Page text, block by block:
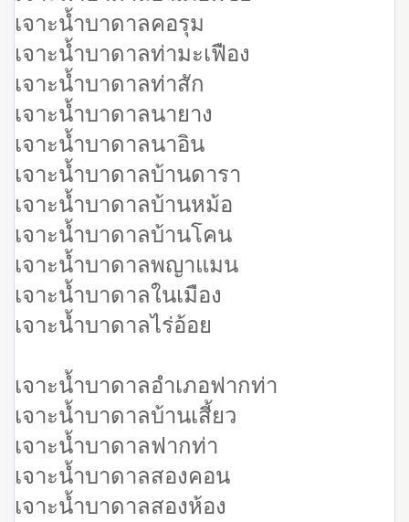
เจาะน้ำบาดาลคอรุม
เจาะน้ำบาดาลท่ามะเฟือง
เจาะน้ำบาดาลท่าสัก
เจาะน้ำบาดาลนายาง
เจาะน้ำบาดาลนาอิน
เจาะน้ำบาดาลบ้านดารา
เจาะน้ำบาดาลบ้านหม้อ
เจาะน้ำบาดาลบ้านโคน
เจาะน้ำบาดาลพญาแมน
เจาะน้ำบาดาลในเมือง
เจาะน้ำบาดาลไร่อ้อย
เจาะน้ำบาดาลอำเภอฟากท่า
เจาะน้ำบาดาลบ้านเสี้ยว
เจาะน้ำบาดาลฟากท่า
เจาะน้ำบาดาลสองคอน
เจาะน้ำบาดาลสองห้อง